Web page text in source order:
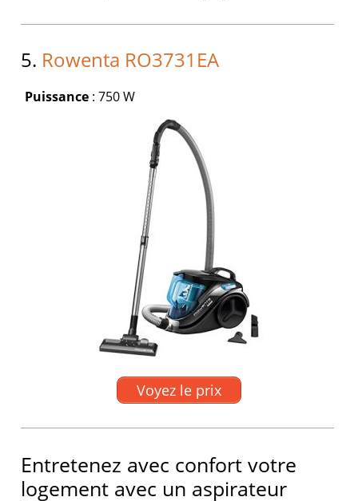
5. Rowenta RO3731EA
Puissance : 750 W
Voyez le prix
Entretenez avec confort votre
logement avec un aspirateur